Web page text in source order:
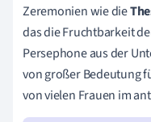
Zeremonien wie die
das die Fruchtbarkeit
Persephone aus der
von großer Bedeutung
von vielen Frauen im